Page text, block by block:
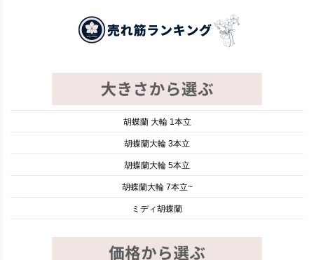
胡蝶蘭 大輪 1本立
胡蝶蘭大輪 3本立
胡蝶蘭大輪 5本立
胡蝶蘭大輪 7本立~
ミディ胡蝶蘭